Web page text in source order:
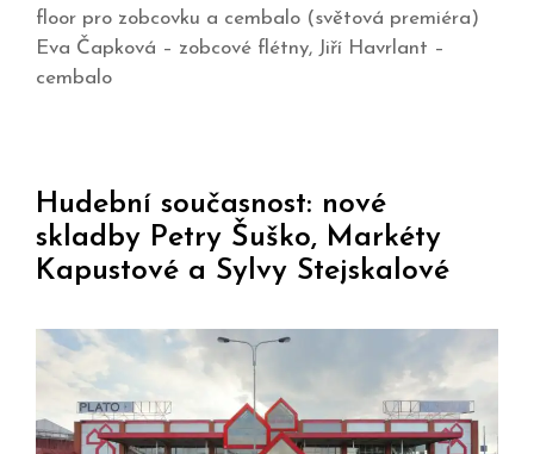
floor pro zobcovku a cembalo (světová premiéra)
Eva Čapková – zobcové flétny, Jiří Havrlant –
cembalo
Hudební současnost: nové
skladby Petry Šuško, Markéty
Kapustové a Sylvy Stejskalové